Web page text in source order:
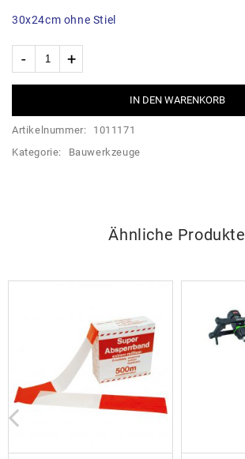
30x24cm ohne Stiel
IN DEN WARENKORB
Artikelnummer:
1011171
Kategorie:
Bauwerkzeuge
Ähnliche Produkte